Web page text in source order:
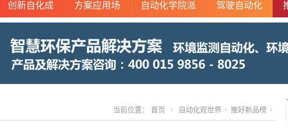
创新自化成 方案应用场 自动化学院派 驾驶自动化
当前位置： 首页 自动化观世界 推好新品榜